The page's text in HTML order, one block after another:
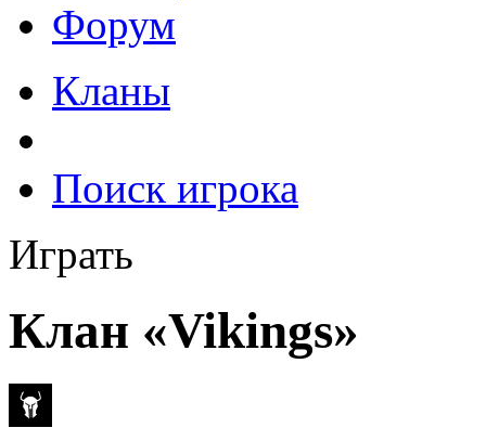
Форум
Кланы
Поиск игрока
Играть
Клан «Vikings»